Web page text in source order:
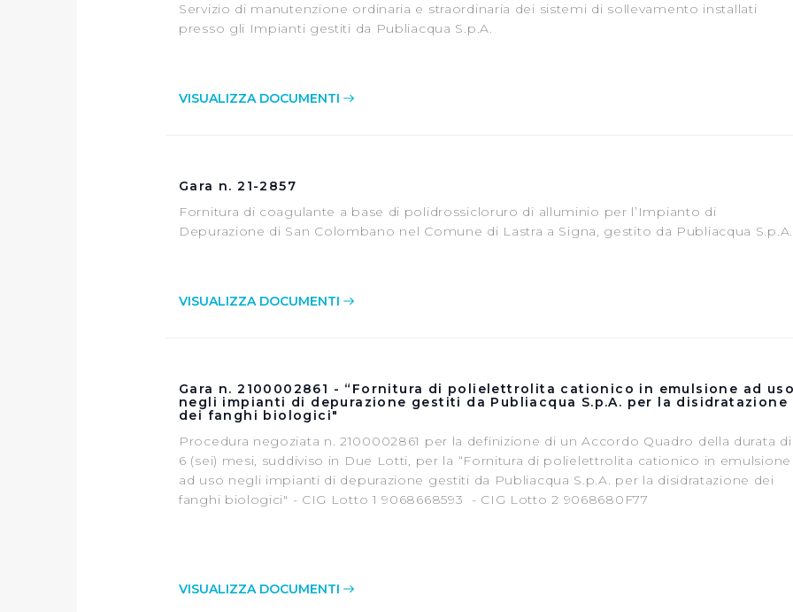
Servizio di manutenzione ordinaria e straordinaria dei sistemi di sollevamento installati
presso gli Impianti gestiti da Publiacqua S.p.A.
VISUALIZZA DOCUMENTI
Gara n. 21-2857
Fornitura di coagulante a base di polidrossicloruro di alluminio per l’Impianto di
Depurazione di San Colombano nel Comune di Lastra a Signa, gestito da Publiacqua S.p.A.
VISUALIZZA DOCUMENTI
Gara n. 2100002861 - “Fornitura di polielettrolita cationico in emulsione ad
negli impianti di depurazione gestiti da Publiacqua S.p.A. per la disidratazione
dei fanghi biologici"
Procedura negoziata n. 2100002861 per la definizione di un Accordo Quadro della durata di
6 (sei) mesi, suddiviso in Due Lotti, per la “Fornitura di polielettrolita cationico in emulsione
ad uso negli impianti di depurazione gestiti da Publiacqua S.p.A. per la disidratazione dei
fanghi biologici" - CIG Lotto 1 9068668593 - CIG Lotto 2 9068680F77
VISUALIZZA DOCUMENTI